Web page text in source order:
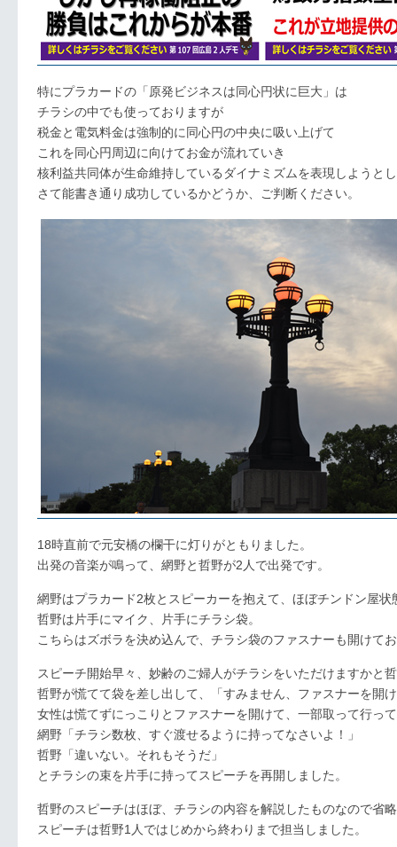
特にプラカードの「原発ビジネスは同心円状に巨大」は
チラシの中でも使っておりますが
税金と電気料金は強制的に同心円の中央に吸い上げて
これを同心円周辺に向けてお金が流れていき
核利益共同体が生命維持しているダイナミズムを表現しようと
さて能書き通り成功しているかどうか、ご判断ください。
18時直前で元安橋の欄干に灯りがともりました。
出発の音楽が鳴って、網野と哲野が2人で出発です。
網野はプラカード2枚とスピーカーを抱えて、ほぼチンドン屋状
哲野は片手にマイク、片手にチラシ袋。
こちらはズボラを決め込んで、チラシ袋のファスナーも開けて
スピーチ開始早々、妙齢のご婦人がチラシをいただけますかと
哲野が慌てて袋を差し出して、「すみません、ファスナーを開
女性は慌てずにっこりとファスナーを開けて、一部取って行っ
網野「チラシ数枚、すぐ渡せるように持ってなさいよ！」
哲野「違いない。それもそうだ」
とチラシの束を片手に持ってスピーチを再開しました。
哲野のスピーチはほぼ、チラシの内容を解説したものなので省
スピーチは哲野1人ではじめから終わりまで担当しました。